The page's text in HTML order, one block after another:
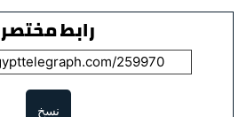
رابط مختصر
نسخ